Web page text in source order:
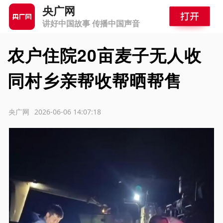
央广网
讲好中国故事 传播中国声音
农户住院20亩麦子无人收
同村乡亲帮收帮晒帮售
2026-06-06 14:07:18
央广网